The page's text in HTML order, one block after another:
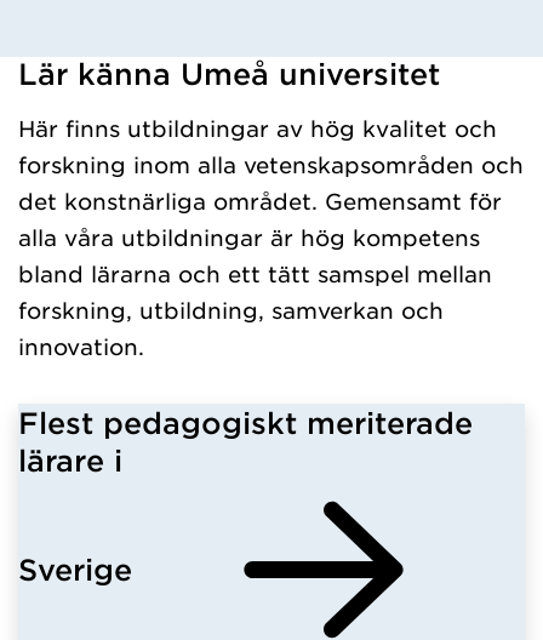
Har hämtat kursochkurspaket.
Lär känna Umeå universitet
Här finns utbildningar av hög kvalitet och
forskning inom alla vetenskapsområden och
det konstnärliga området. Gemensamt för
alla våra utbildningar är hög kompetens
bland lärarna och ett tätt samspel mellan
forskning, utbildning, samverkan och
innovation.
Flest pedagogiskt meriterade
lärare i
Sverige